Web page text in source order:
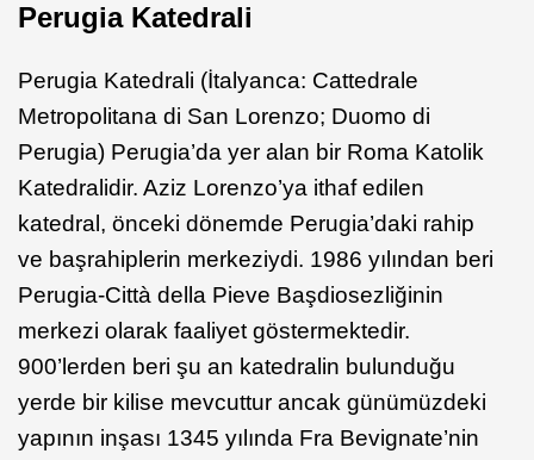
Perugia Katedrali
Perugia Katedrali (İtalyanca: Cattedrale
Metropolitana di San Lorenzo; Duomo di
Perugia) Perugia’da yer alan bir Roma Katolik
Katedralidir. Aziz Lorenzo’ya ithaf edilen
katedral, önceki dönemde Perugia’daki rahip
ve başrahiplerin merkeziydi. 1986 yılından beri
Perugia-Città della Pieve Başdiosezliğinin
merkezi olarak faaliyet göstermektedir.
900’lerden beri şu an katedralin bulunduğu
yerde bir kilise mevcuttur ancak günümüzdeki
yapının inşası 1345 yılında Fra Bevignate’nin